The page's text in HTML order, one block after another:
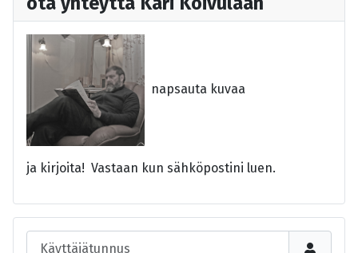
napsauta kuvaa
ja kirjoita! Vastaan kun sähköpostini luen.
Käyttäjätunnus